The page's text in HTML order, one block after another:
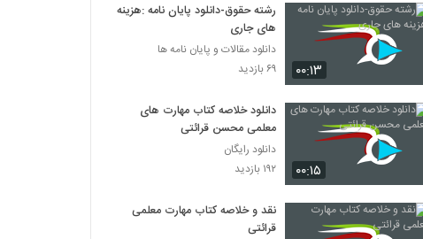
۰۰:۱۳
رشته حقوق-دانلود پایان نامه :هزینه
های جاری
دانلود مقالات و پایان نامه ها
۶۹ بازدید
۰۰:۱۵
دانلود خلاصه کتاب مهارت های
معلمی محسن قرائتی
دانلود رایگان
۱۹۲ بازدید
نقد و خلاصه کتاب مهارت معلمی
قرائتی